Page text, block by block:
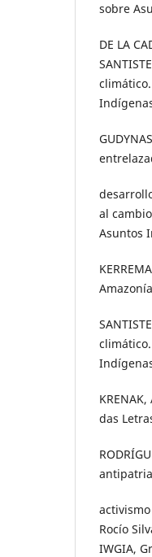
sobre
DE LA
al
Asuntos
das
Rocío
IWGIA,